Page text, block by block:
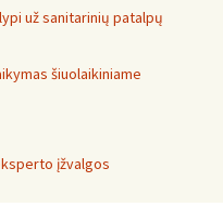
už sanitarinių patalpų
šiuolaikiniame
įžvalgos